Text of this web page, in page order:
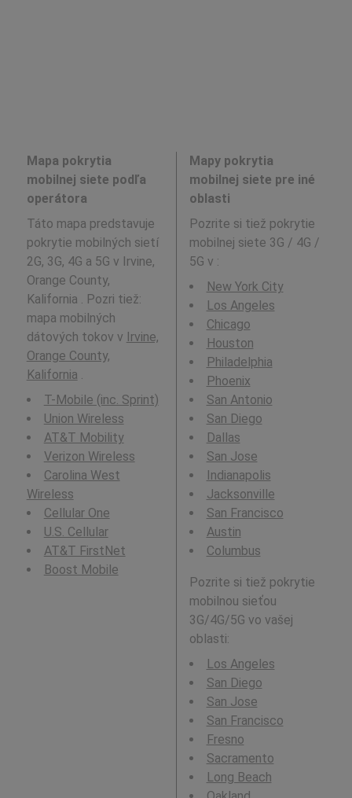
Mapa pokrytia
mobilnej siete podľa
operátora
Táto mapa predstavuje
pokrytie mobilných sietí
2G, 3G, 4G a 5G v Irvine,
Orange County,
Kalifornia . Pozri tiež:
mapa mobilných
dátových tokov v Irvine,
Orange County,
Kalifornia .
T-Mobile (inc. Sprint)
Union Wireless
AT&T Mobility
Verizon Wireless
Carolina West
Wireless
Cellular One
U.S. Cellular
AT&T FirstNet
Boost Mobile
Mapy pokrytia
mobilnej siete pre iné
oblasti
Pozrite si tiež pokrytie
mobilnej siete 3G / 4G /
5G v :
New York City
Los Angeles
Chicago
Houston
Philadelphia
Phoenix
San Antonio
San Diego
Dallas
San Jose
Indianapolis
Jacksonville
San Francisco
Austin
Columbus
Pozrite si tiež pokrytie
mobilnou sieťou
3G/4G/5G vo vašej
oblasti:
Los Angeles
San Diego
San Jose
San Francisco
Fresno
Sacramento
Long Beach